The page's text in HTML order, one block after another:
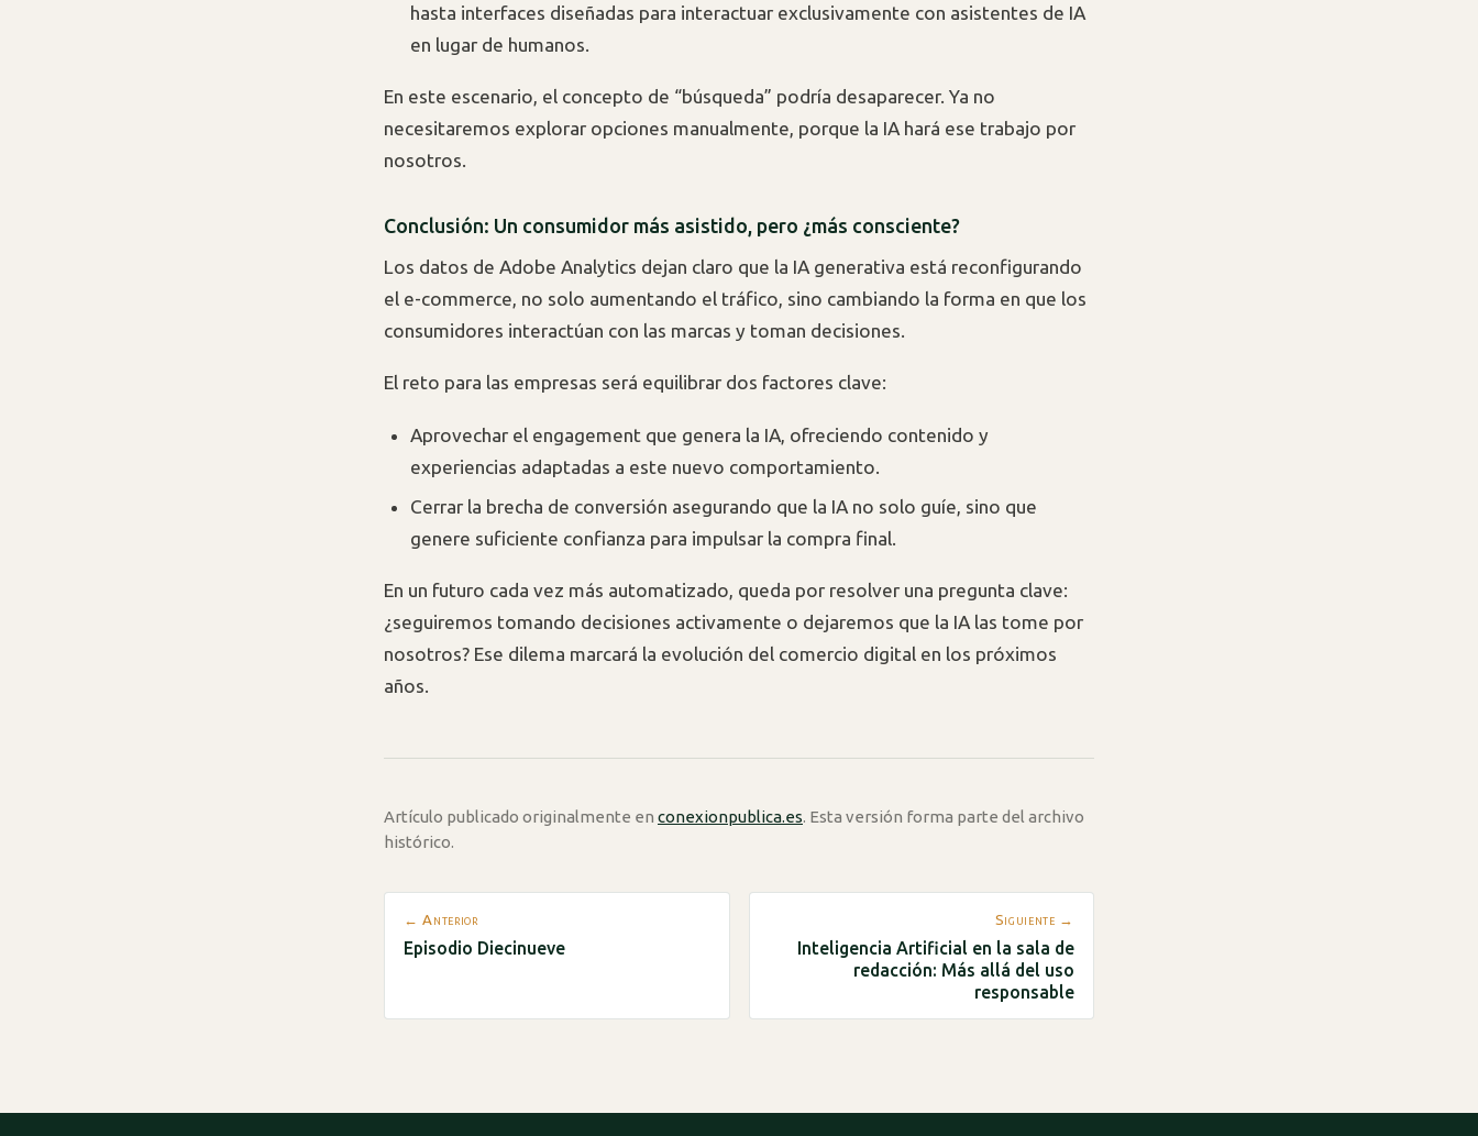
hasta interfaces diseñadas para interactuar exclusivamente con asistentes de IA
en lugar de humanos.
En este escenario, el concepto de “búsqueda” podría desaparecer. Ya no
necesitaremos explorar opciones manualmente, porque la IA hará ese trabajo por
nosotros.
Conclusión: Un consumidor más asistido, pero ¿más consciente?
Los datos de Adobe Analytics dejan claro que la IA generativa está reconfigurando
el e-commerce, no solo aumentando el tráfico, sino cambiando la forma en que los
consumidores interactúan con las marcas y toman decisiones.
El reto para las empresas será equilibrar dos factores clave:
Aprovechar el engagement que genera la IA, ofreciendo contenido y
experiencias adaptadas a este nuevo comportamiento.
Cerrar la brecha de conversión asegurando que la IA no solo guíe, sino que
genere suficiente confianza para impulsar la compra final.
En un futuro cada vez más automatizado, queda por resolver una pregunta clave:
¿seguiremos tomando decisiones activamente o dejaremos que la IA las tome por
nosotros? Ese dilema marcará la evolución del comercio digital en los próximos
años.
Artículo publicado originalmente en conexionpublica.es. Esta versión forma parte del archivo
histórico.
← Anterior
Episodio Diecinueve
Siguiente →
Inteligencia Artificial en la sala de
redacción: Más allá del uso
responsable